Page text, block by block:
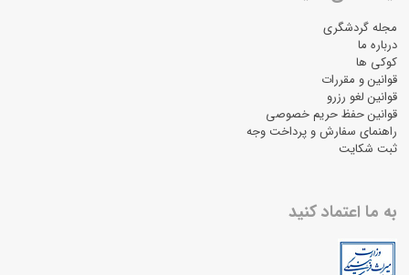
مجله گردشگری
درباره ما
کوکی ها
قوانین و مقررات
قوانین لغو رزرو
قوانین حفظ حریم خصوصی
راهنمای سفارش و پرداخت وجه
ثبت شکایت
به ما اعتماد کنید